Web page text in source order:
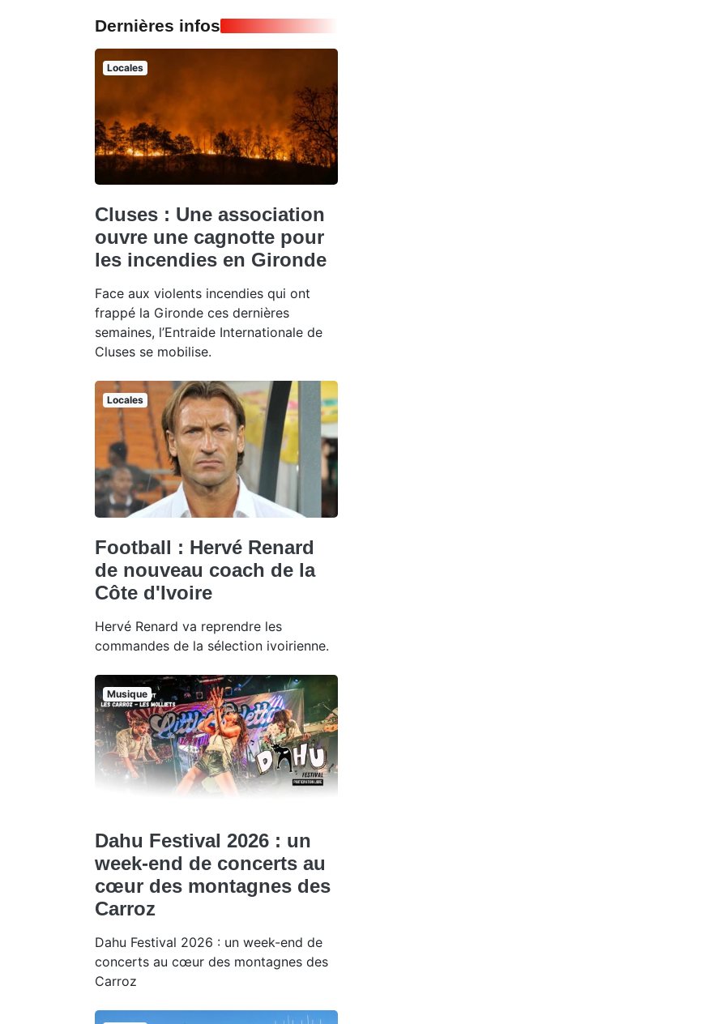
Dernières infos
Locales
Cluses : Une association
ouvre une cagnotte pour
les incendies en Gironde
Face aux violents incendies qui ont
frappé la Gironde ces dernières
semaines, l’Entraide Internationale de
Cluses se mobilise.
Locales
Football : Hervé Renard
de nouveau coach de la
Côte d'Ivoire
Hervé Renard va reprendre les
commandes de la sélection ivoirienne.
Musique
Dahu Festival 2026 : un
week-end de concerts au
cœur des montagnes des
Carroz
Dahu Festival 2026 : un week-end de
concerts au cœur des montagnes des
Carroz